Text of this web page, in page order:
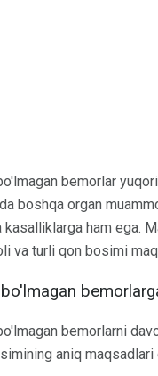
bemorlar
boshqa organ
kasalliklarga ham ega.
va turli qon bosimi
bemorlarni
aniq maqsadlari